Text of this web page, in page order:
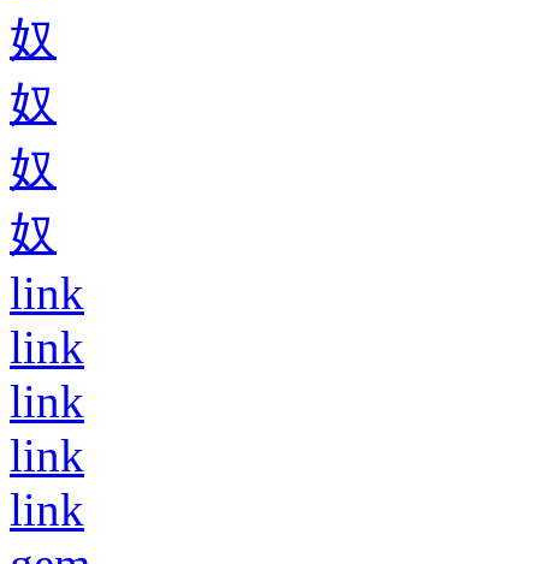
奴
奴
奴
奴
link
link
link
link
link